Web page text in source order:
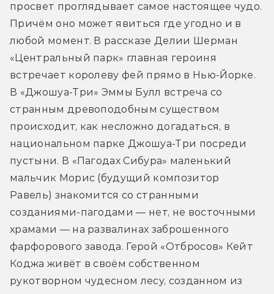
просвет проглядывает самое настоящее чудо.
Причём оно может явиться где угодно и в
любой момент. В рассказе Делии Шерман
«Центральный парк» главная героиня
встречает королеву фей прямо в Нью-Йорке.
В «Джошуа-Три» Эммы Булл встреча со
странным древоподобным существом
происходит, как несложно догадаться, в
национальном парке Джошуа-Три посреди
пустыни. В «Пагодах Сибура» маленький
мальчик Морис (будущий композитор
Равель) знакомится со странными
созданиями-пагодами — нет, не восточными
храмами — на развалинах заброшенного
фарфорового завода. Герой «Отбросов» Кейт
Коджа живёт в своём собственном
рукотворном чудесном лесу, созданном из